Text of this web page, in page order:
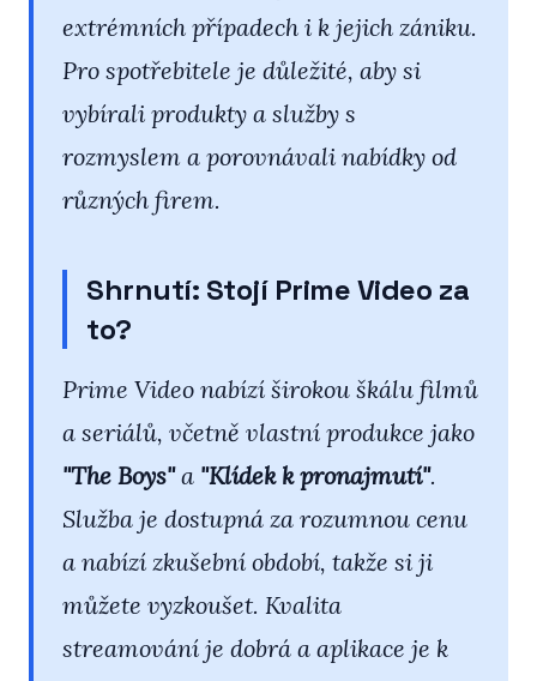
extrémních případech i k jejich zániku.
Pro spotřebitele je důležité, aby si
vybírali produkty a služby s
rozmyslem a porovnávali nabídky od
různých firem.
Shrnutí: Stojí Prime Video za
to?
Prime Video nabízí širokou škálu filmů
a seriálů, včetně vlastní produkce jako
"The Boys"a "Klídek k pronajmutí".
Služba je dostupná za rozumnou cenu
a nabízí zkušební období, takže si ji
můžete vyzkoušet. Kvalita
streamování je dobrá a aplikace je k